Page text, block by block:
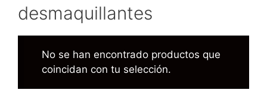
desmaquillantes
No se han encontrado productos que
coincidan con tu selección.